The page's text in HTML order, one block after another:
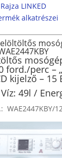
Rajza LINKED
alkatrészei
elöltöltős
ford./perc –
kijelző – 15
49l /
WAE2447KBY/